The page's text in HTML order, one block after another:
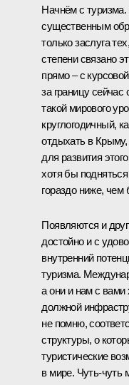
Начнём с туризма.
существенным
только заслуга
степени связано
прямо – с
за границу
такой мирового
круглогодичный,
отдыхать в
для развития
хотя бы
гораздо ниже,
Появляются и
достойно и с
внутренний
туризма.
а они и нам с вами
должной
не помню,
структуры, о
туристические
в мире. Чуть-чуть